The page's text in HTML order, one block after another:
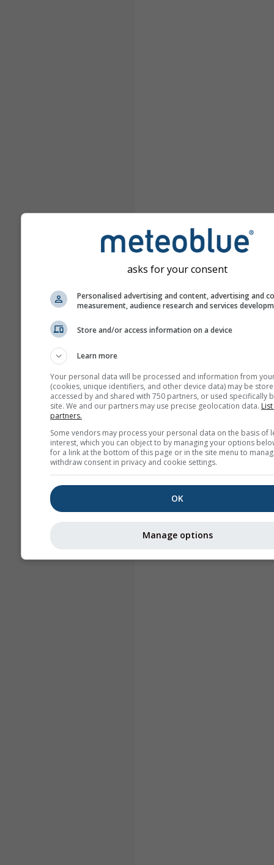
asks for your consent
Personalised advertising and content, advertising and
measurement, audience research and services
Store and/or access information on a device
Learn more
Your personal data will be processed and information from
(cookies, unique identifiers, and other device data) may be
accessed by and shared with 750 partners, or used specifically
site. We and our partners may use precise geolocation data.
partners.
Some vendors may process your personal data on the basis of
interest, which you can object to by managing your options
for a link at the bottom of this page or in the site menu to
withdraw consent in privacy and cookie settings.
OK
Manage options